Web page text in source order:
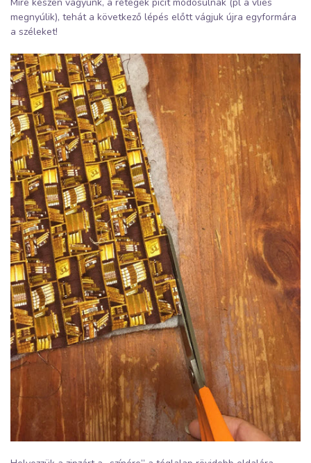
megnyúlik), tehát a következő lépés előtt vágjuk újra egyformára
a széleket!